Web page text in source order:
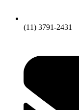
(11) 3791-2431